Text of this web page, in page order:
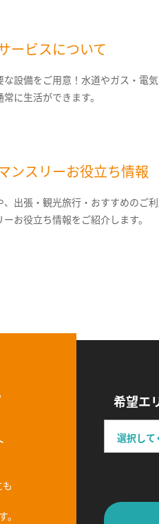
ービスについて
な設備をご用意！水道やガス・電
に生活ができます。
ンスリーお役立ち情報
、出張・観光旅行・おすすめのご
お役立ち情報をご紹介します。
希望エ